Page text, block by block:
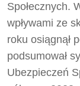
Społecznych.
wpływami ze
roku osiągnął
podsumował
Ubezpieczeń